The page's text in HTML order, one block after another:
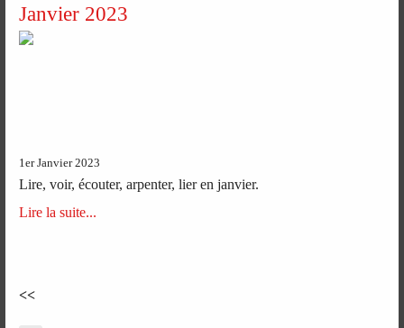
Janvier 2023
1er Janvier 2023
Lire, voir, écouter, arpenter, lier en janvier.
Lire la suite...
<<